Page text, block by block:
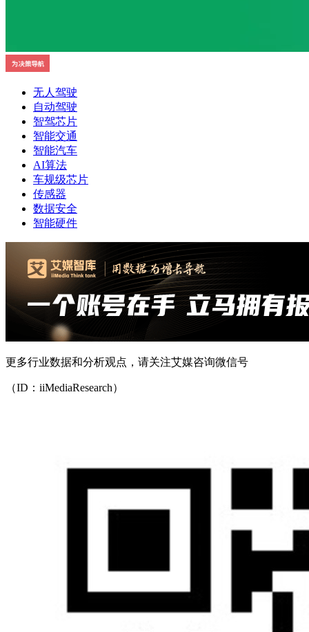
无人驾驶
自动驾驶
智驾芯片
智能交通
智能汽车
AI算法
车规级芯片
传感器
数据安全
智能硬件
更多行业数据和分析观点，请关注艾媒咨询微信号
（ID：iiMediaResearch）